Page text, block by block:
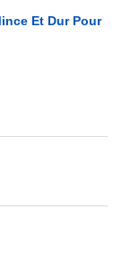
Et Dur Pour